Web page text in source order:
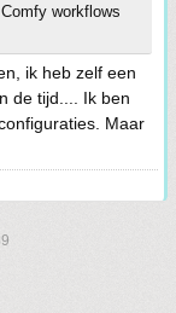
workflows
ik heb zelf een
de tijd.... Ik ben
Maar